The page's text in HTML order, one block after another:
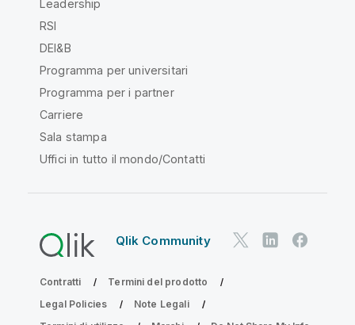
Leadership
RSI
DEI&B
Programma per universitari
Programma per i partner
Carriere
Sala stampa
Uffici in tutto il mondo/Contatti
Qlik Community
Contratti
Termini del prodotto
Legal Policies
Note Legali